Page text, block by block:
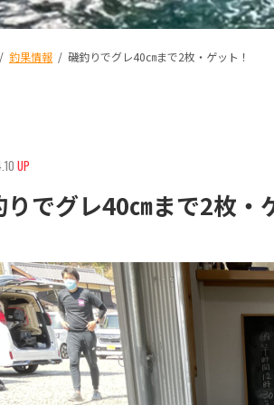
/ 釣果情報 / 磯釣りでグレ40㎝まで2枚・ゲット！
UP
りでグレ40㎝まで2枚・